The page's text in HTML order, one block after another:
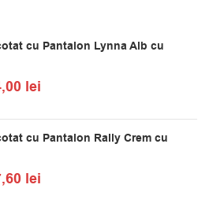
cu Pantalon Lynna Alb cu
lei
cu Pantalon Rally Crem cu
lei